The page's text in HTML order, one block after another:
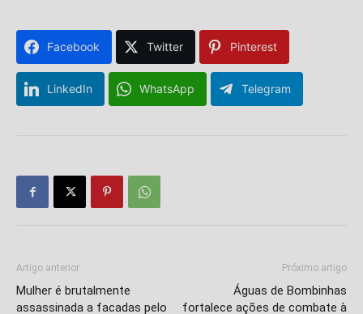
Facebook Twitter Pinterest
LinkedIn WhatsApp Telegram
Artigo anterior
Mulher é brutalmente
assassinada a facadas pelo
Próximo artigo
Águas de Bombinhas
fortalece ações de combate à